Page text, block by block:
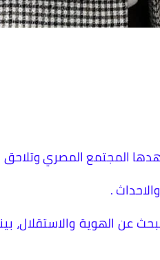
المجتمع المصري وتلاحق
.
عن الهوية والاستقلال،